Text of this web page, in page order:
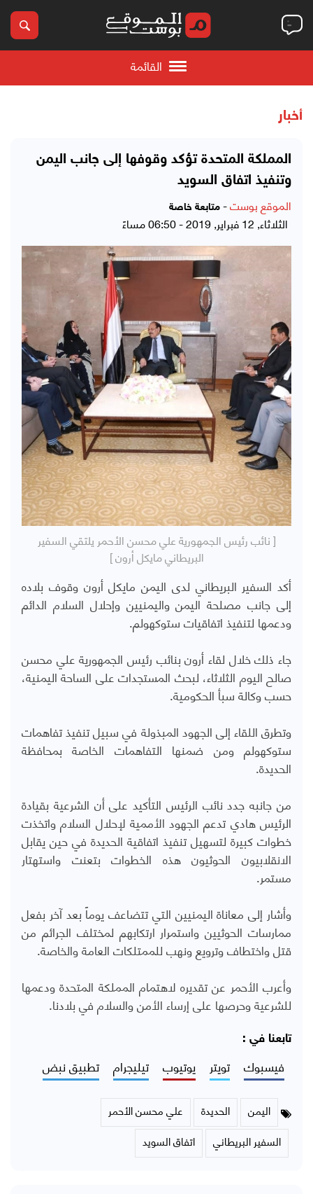
القائمة
أخبار
المملكة المتحدة تؤكد وقوفها إلى جانب اليمن
وتنفيذ اتفاق السويد
الموقع بوست- متابعة خاصة
الثلاثاء, 12 فبراير, 2019 - 06:50 مساءً
[ نائب رئيس الجمهورية علي محسن الأحمر يلتقي السفير
البريطاني مايكل أرون ]
أكد السفير البريطاني لدى اليمن مايكل أرون وقوف بلاده
إلى جانب مصلحة اليمن واليمنيين وإحلال السلام الدائم
ودعمها لتنفيذ اتفاقيات ستوكهولم.
جاء ذلك خلال لقاء أرون بنائب رئيس الجمهورية علي محسن
صالح اليوم الثلاثاء، لبحث المستجدات على الساحة اليمنية،
حسب وكالة سبأ الحكومية.
وتطرق اللقاء إلى الجهود المبذولة في سبيل تنفيذ تفاهمات
ستوكهولم ومن ضمنها التفاهمات الخاصة بمحافظة
الحديدة.
من جانبه جدد نائب الرئيس التأكيد على أن الشرعية بقيادة
الرئيس هادي تدعم الجهود الأممية لإحلال السلام واتخذت
خطوات كبيرة لتسهيل تنفيذ اتفاقية الحديدة في حين يقابل
الانقلابيون الحوثيون هذه الخطوات بتعنت واستهتار
مستمر.
وأشار إلى معاناة اليمنيين التي تتضاعف يوماً بعد آخر بفعل
ممارسات الحوثيين واستمرار ارتكابهم لمختلف الجرائم من
قتل واختطاف وترويع ونهب للممتلكات العامة والخاصة.
وأعرب الأحمر عن تقديره لاهتمام المملكة المتحدة ودعمها
للشرعية وحرصها على إرساء الأمن والسلام في بلادنا.
تابعنا في :
فيسبوك تويتر يوتيوب تيليجرام تطبيق نبض
اليمن الحديدة
علي محسن الأحمر
السفير البريطاني
اتفاق السويد